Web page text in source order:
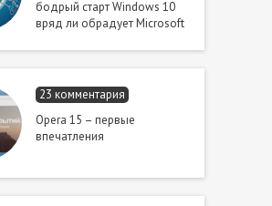
бодрый старт Windows 10
вряд ли обрадует Microsoft
23 комментария
Opera 15 – первые
впечатления